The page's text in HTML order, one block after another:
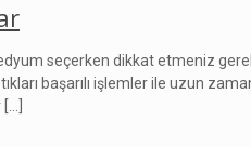
seçerken dikkat etmeniz
başarılı işlemler ile uzun
[…]